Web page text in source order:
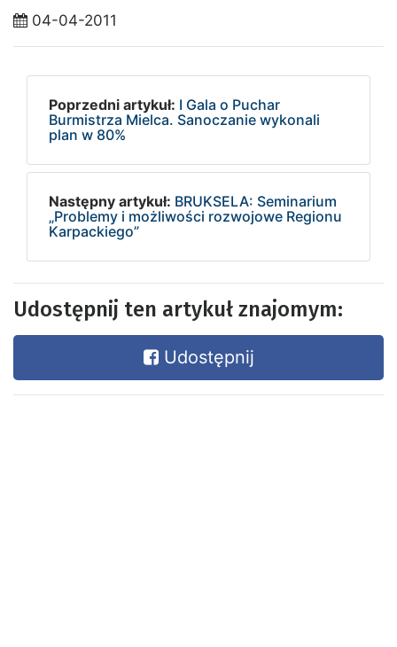
04-04-2011
Poprzedni artykuł: I Gala o Puchar
Burmistrza Mielca. Sanoczanie wykonali
plan w 80%
Następny artykuł: BRUKSELA: Seminarium
„Problemy i możliwości rozwojowe Regionu
Karpackiego”
Udostępnij ten artykuł znajomym:
Udostępnij